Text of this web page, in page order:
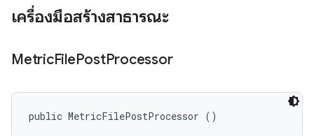
เครื่องมือสร้างสาธารณะ
MetricFilePostProcessor
public MetricFilePostProcessor ()